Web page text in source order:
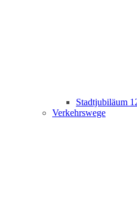
Stadtjubiläum
Verkehrswege